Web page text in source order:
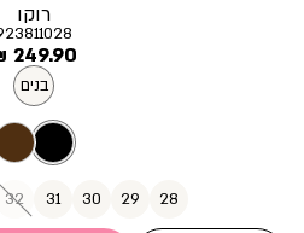
רוקו
מחיר
מוצר
249.90 ₪
בנים
28
29
30
31
32